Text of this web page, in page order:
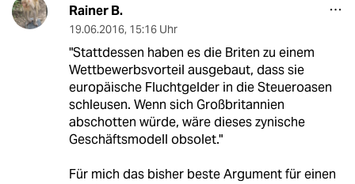
Rainer B.
19.06.2016, 15:16 Uhr
"Stattdessen haben es die Briten zu einem
Wettbewerbsvorteil ausgebaut, dass sie
europäische Fluchtgelder in die Steueroasen
schleusen. Wenn sich Großbritannien
abschotten würde, wäre dieses zynische
Geschäftsmodell obsolet."
Für mich das bisher beste Argument für einen